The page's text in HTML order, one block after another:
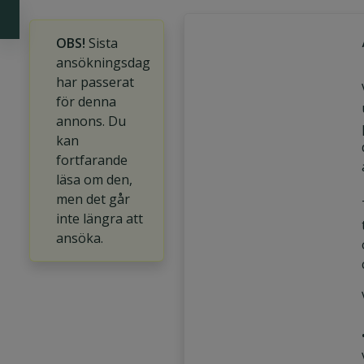
OBS! Sista
ansökningsdag
har passerat
för denna
annons. Du
kan
fortfarande
läsa om den,
men det går
inte längra att
ansöka.